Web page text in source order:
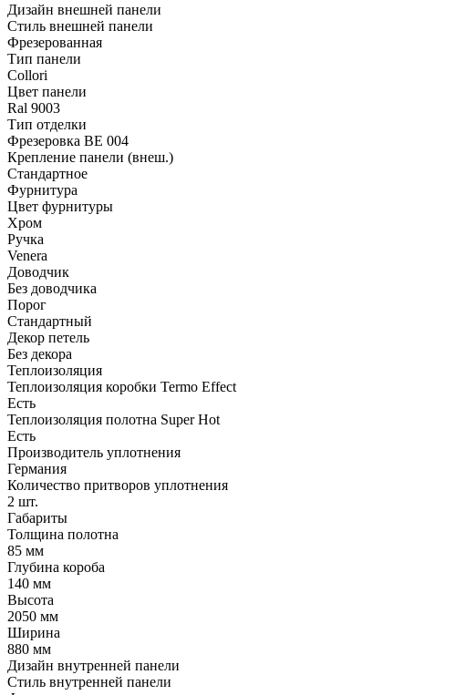
Дизайн внешней панели
Стиль внешней панели
Фрезерованная
Тип панели
Collori
Цвет панели
Ral 9003
Тип отделки
Фрезеровка BE 004
Крепление панели (внеш.)
Стандартное
Фурнитура
Цвет фурнитуры
Хром
Ручка
Venera
Доводчик
Без доводчика
Порог
Стандартный
Декор петель
Без декора
Теплоизоляция
Теплоизоляция коробки Termo Effect
Есть
Теплоизоляция полотна Super Нot
Есть
Производитель уплотнения
Германия
Количество притворов уплотнения
2 шт.
Габариты
Толщина полотна
85 мм
Глубина короба
140 мм
Высота
2050 мм
Ширина
880 мм
Дизайн внутренней панели
Стиль внутренней панели